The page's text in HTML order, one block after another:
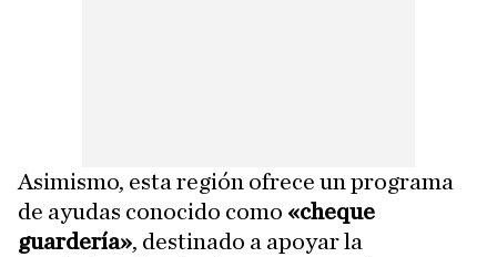
Asimismo, esta región ofrece un programa
de ayudas conocido como «cheque
guardería», destinado a apoyar la